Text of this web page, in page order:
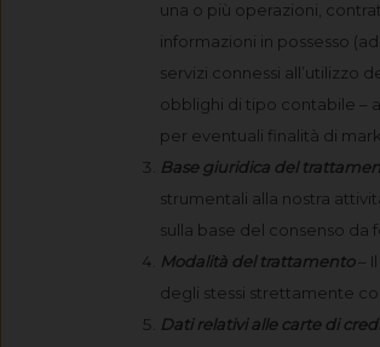
una o più operazioni,
informazioni in possesso
servizi connessi all’utilizzo
obblighi di tipo contabile –
per eventuali finalità di
Base giuridica del
strumentali alla nostra
sulla base del consenso da
Modalità del trattamento–
degli stessi strettamente
Dati relativi alle carte di